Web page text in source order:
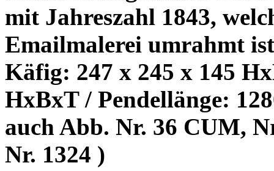
mit Jahreszahl 1843,
Emailmalerei umrahmt
Käfig: 247 x 245 x 145
HxBxT / Pendellänge:
auch Abb. Nr. 36 CUM,
Nr. 1324 )